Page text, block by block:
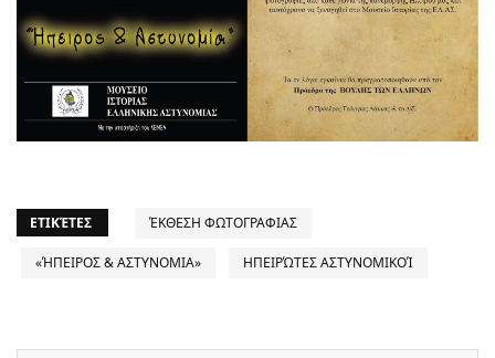
ΕΤΙΚΈΤΕΣ ΈΚΘΕΣΗ ΦΩΤΟΓΡΑΦΙΑΣ
«ΉΠΕΙΡΟΣ & ΑΣΤΥΝΟΜΙΑ» ΗΠΕΙΡΏΤΕΣ ΑΣΤΥΝΟΜΙΚΟΊ